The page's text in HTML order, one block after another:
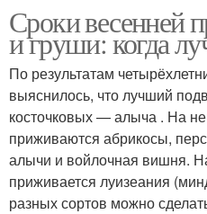
Сроки весенней
и груши: когда
По результатам
выяснилось, что лучший
косточковых — алыча . На
приживаются абрикосы,
алычи и войлочная вишня.
приживается луизеания
разных сортов можно